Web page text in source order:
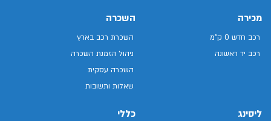
מכירה
רכב חדש 0 ק"מ
רכב יד ראשונה
השכרה
השכרת רכב בארץ
ניהול הזמנת השכרה
השכרה עסקית
שאלות ותשובות
ליסינג כללי